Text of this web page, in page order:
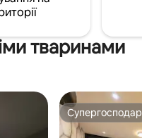
тваринами
Супергосподар
Супергосподар